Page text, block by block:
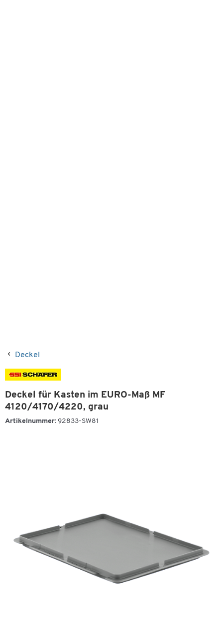
Deckel
Deckel für Kasten im EURO-Maß MF
4120/4170/4220, grau
Artikelnummer: 92833-SW81